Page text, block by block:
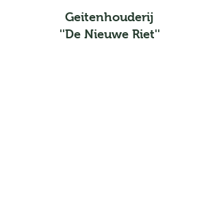
Geitenhouderij
''De Nieuwe Riet''